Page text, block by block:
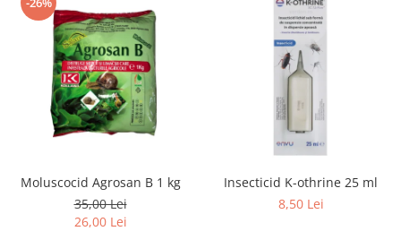
Moluscocid Agrosan B 1 kg
35,00 Lei
26,00 Lei
Insecticid K-othrine 25 ml
8,50 Lei